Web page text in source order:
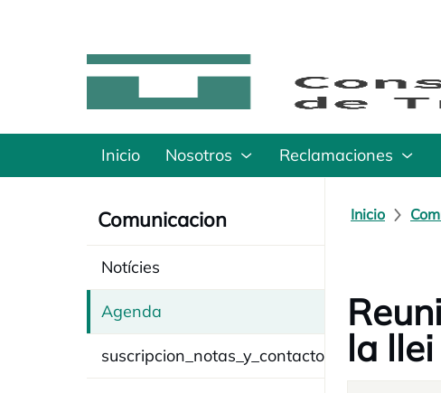
Inicio Nosotros Reclamaciones
Comunicacion
Notícies
Agenda
suscripcion_notas_y_contacto
Inicio
la